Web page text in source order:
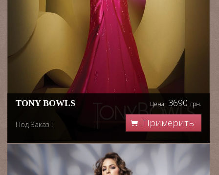
TONY BOWLS
Под Заказ !
Цена: 3690 грн.
Примерить